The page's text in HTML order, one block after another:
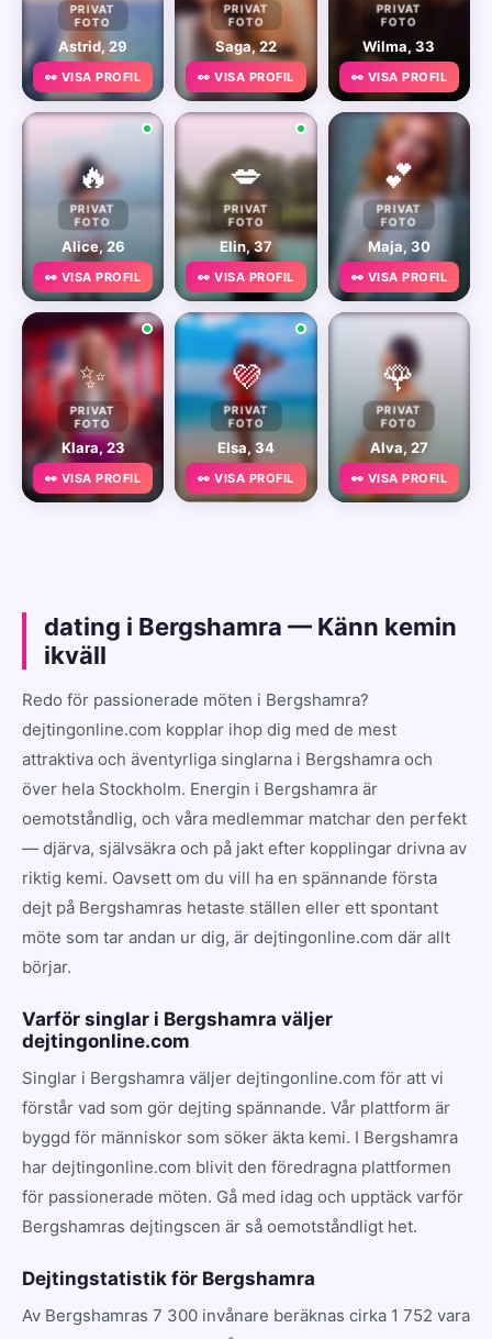
PRIVAT
FOTO
Astrid, 29
👀 VISA PROFIL
PRIVAT
FOTO
Saga, 22
👀 VISA PROFIL
PRIVAT
FOTO
Wilma, 33
👀 VISA PROFIL
🔥
PRIVAT
FOTO
Alice, 26
👀 VISA PROFIL
💋
PRIVAT
FOTO
Elin, 37
👀 VISA PROFIL
💕
PRIVAT
FOTO
Maja, 30
👀 VISA PROFIL
✨
PRIVAT
FOTO
Klara, 23
👀 VISA PROFIL
💜
PRIVAT
FOTO
Elsa, 34
👀 VISA PROFIL
🌹
PRIVAT
FOTO
Alva, 27
👀 VISA PROFIL
dating i Bergshamra — Känn kemin
ikväll
Redo för passionerade möten i Bergshamra?
dejtingonline.com kopplar ihop dig med de mest
attraktiva och äventyrliga singlarna i Bergshamra och
över hela Stockholm. Energin i Bergshamra är
oemotståndlig, och våra medlemmar matchar den perfekt
— djärva, självsäkra och på jakt efter kopplingar drivna av
riktig kemi. Oavsett om du vill ha en spännande första
dejt på Bergshamras hetaste ställen eller ett spontant
möte som tar andan ur dig, är dejtingonline.com där allt
börjar.
Varför singlar i Bergshamra väljer
dejtingonline.com
Singlar i Bergshamra väljer dejtingonline.com för att vi
förstår vad som gör dejting spännande. Vår plattform är
byggd för människor som söker äkta kemi. I Bergshamra
har dejtingonline.com blivit den föredragna plattformen
för passionerade möten. Gå med idag och upptäck varför
Bergshamras dejtingscen är så oemotståndligt het.
Dejtingstatistik för Bergshamra
Av Bergshamras 7 300 invånare beräknas cirka 1 752 vara